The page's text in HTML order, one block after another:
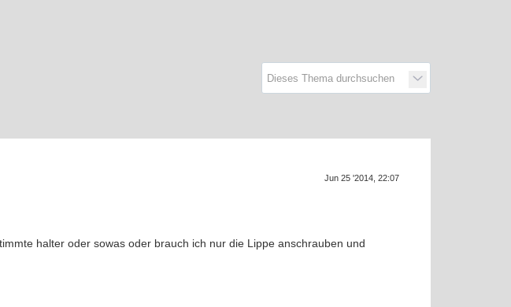
Jun 25 '2014, 22:07
halter oder sowas oder brauch ich nur die Lippe anschrauben und